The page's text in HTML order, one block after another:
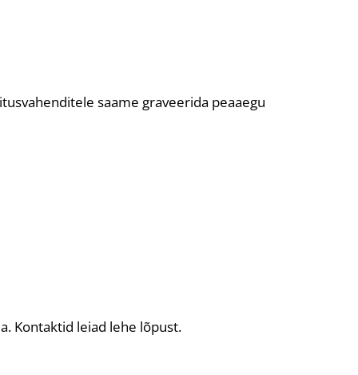
saame graveerida peaaegu
Kontaktid leiad lehe lõpust.